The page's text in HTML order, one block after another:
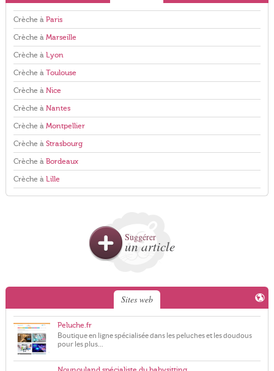
Crèche à Paris
Crèche à Marseille
Crèche à Lyon
Crèche à Toulouse
Crèche à Nice
Crèche à Nantes
Crèche à Montpellier
Crèche à Strasbourg
Crèche à Bordeaux
Crèche à Lille
Suggérer
un article
Sites web
Peluche.fr
Boutique en ligne spécialisée dans les peluches et les doudous
pour les plus...